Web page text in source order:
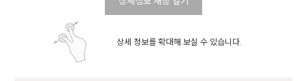
상세 정보를 확대해 보실 수 있습니다.